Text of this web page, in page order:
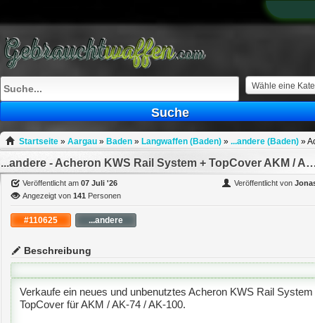
sell
What
to
buy
Stuff
Fill
Wähle eine
Suche
Startseite» Aargau» Baden» Langwaffen (Baden)» ...andere (Baden)»
...andere - Acheron KWS Rail System + TopCover
Veröffentlicht am07 Juli '26 Veröffentlicht von
Angezeigt von141 Personen
#110625 ...andere
Beschreibung
Verkaufe ein neues und unbenutztes Acheron KWS Rail
TopCover für AKM / AK-74 / AK-100.